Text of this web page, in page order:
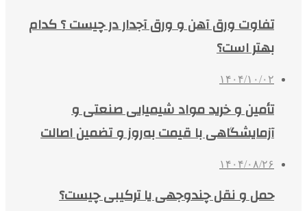
تفاوت ورق آهن و ورق آجدار در چیست ؟ کدام
بهتر است؟
۱۴۰۴/۱۰/۰۲
تأمین و خرید مواد شیمیایی صنعتی و
آزمایشگاهی با قیمت به‌روز و تضمین اصالت
۱۴۰۴/۰۸/۲۶
حمل و نقل چندوجهی یا ترکیبی چیست؟